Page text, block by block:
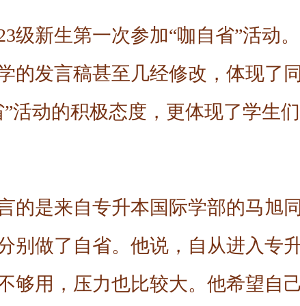
级新生第一次参加“咖自省”活动
的发言稿甚至几经修改，体现了
”活动的积极态度，更体现了学生
的是来自专升本国际学部的马旭
别做了自省。他说，自从进入专
够用，压力也比较大。他希望自